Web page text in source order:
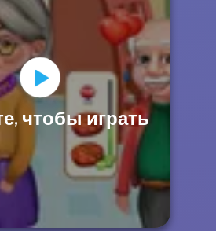
чтобы играть